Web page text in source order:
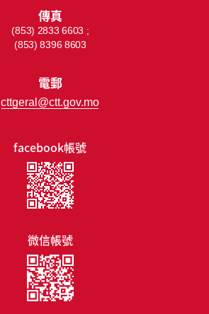
facebook帳號
微信帳號
傳真
(853) 2833 6603 ;
(853) 8396 8603
電郵
cttgeral@ctt.gov.mo